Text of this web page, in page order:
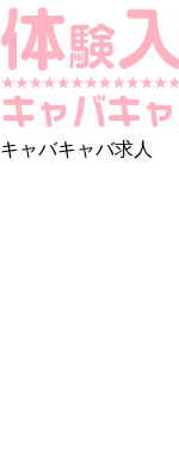
キャバキャバ求人